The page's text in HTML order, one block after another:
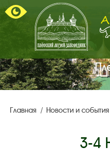
Главная
страница.
Главная Новости и события
3-4